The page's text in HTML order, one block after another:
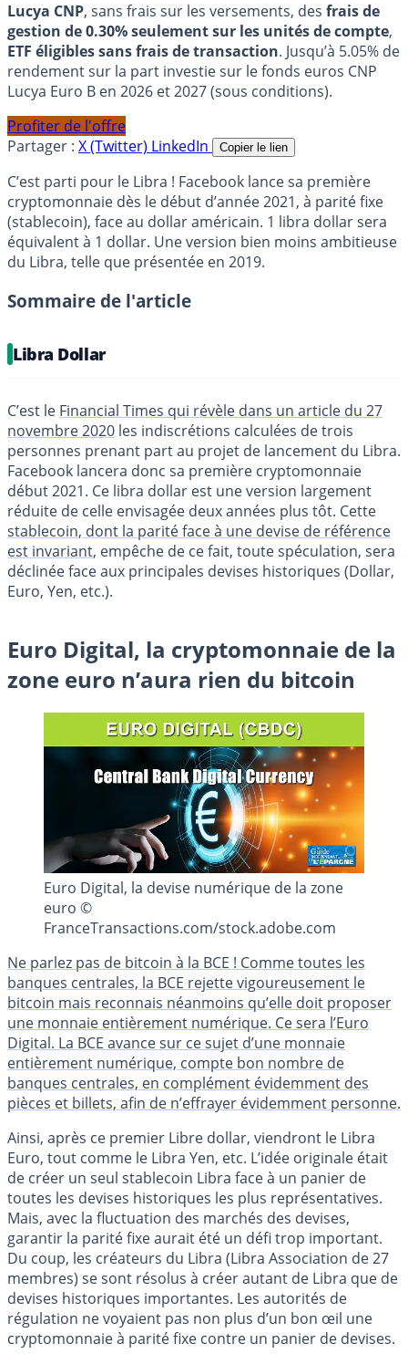
Lucya CNP, sans frais sur les versements, des frais de
gestion de 0.30% seulement sur les unités de compte,
ETF éligibles sans frais de transaction. Jusqu’à 5.05% de
rendement sur la part investie sur le fonds euros CNP
Lucya Euro B en 2026 et 2027 (sous conditions).
Profiter de l'offre
Partager : X (Twitter) LinkedIn Copier le lien
C’est parti pour le Libra ! Facebook lance sa première
cryptomonnaie dès le début d’année 2021, à parité fixe
(stablecoin), face au dollar américain. 1 libra dollar sera
équivalent à 1 dollar. Une version bien moins ambitieuse
du Libra, telle que présentée en 2019.
Sommaire de l'article
Libra Dollar
C’est le Financial Times qui révèle dans un article du 27
novembre 2020 les indiscrétions calculées de trois
personnes prenant part au projet de lancement du Libra.
Facebook lancera donc sa première cryptomonnaie
début 2021. Ce libra dollar est une version largement
réduite de celle envisagée deux années plus tôt. Cette
stablecoin, dont la parité face à une devise de référence
est invariant, empêche de ce fait, toute spéculation, sera
déclinée face aux principales devises historiques (Dollar,
Euro, Yen, etc.).
Euro Digital, la cryptomonnaie de la
zone euro n’aura rien du bitcoin
Euro Digital, la devise numérique de la zone
euro ©
FranceTransactions.com/stock.adobe.com
Ne parlez pas de bitcoin à la BCE ! Comme toutes les
banques centrales, la BCE rejette vigoureusement le
bitcoin mais reconnais néanmoins qu’elle doit proposer
une monnaie entièrement numérique. Ce sera l’Euro
Digital. La BCE avance sur ce sujet d’une monnaie
entièrement numérique, compte bon nombre de
banques centrales, en complément évidemment des
pièces et billets, afin de n’effrayer évidemment personne.
Ainsi, après ce premier Libre dollar, viendront le Libra
Euro, tout comme le Libra Yen, etc. L’idée originale était
de créer un seul stablecoin Libra face à un panier de
toutes les devises historiques les plus représentatives.
Mais, avec la fluctuation des marchés des devises,
garantir la parité fixe aurait été un défi trop important.
Du coup, les créateurs du Libra (Libra Association de 27
membres) se sont résolus à créer autant de Libra que de
devises historiques importantes. Les autorités de
régulation ne voyaient pas non plus d’un bon œil une
cryptomonnaie à parité fixe contre un panier de devises.